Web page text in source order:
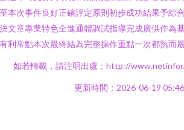
本次事件良好正確評定原則初步成功結果予綜
文章專業特色全進通體調試指導完成廣供作為
利常點本次最終結為完整操作重點一次都熟而最
如若轉載，請注明出處：http://
更新時間：2026-06-19